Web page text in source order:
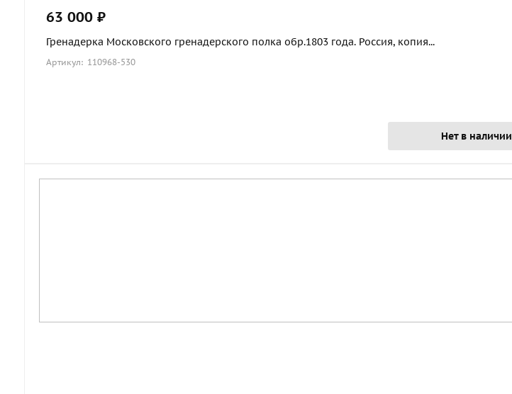
63 000 ₽
Гренадерка Московского гренадерского полка обр.1803 года. Россия, копия...
Артикул: 110968-530
Нет в наличии